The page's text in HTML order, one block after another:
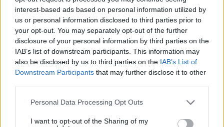
interest-based ads based on personal information utilized by
us or personal information disclosed to third parties prior to
your opt-out. You may separately opt-out of the further
disclosure of your personal information by third parties on the
IAB’s list of downstream participants. This information may
also be disclosed by us to third parties on the IAB’s List of
Downstream Participants that may further disclose it to other
Please note that this website/app uses one or more Google
not limited to your visit or usage behaviour. You may click to
Personal Data Processing Opt Outs
I want to opt-out of the Sharing of my
με τα συντρόφια στην Κούβα που ψωμολυσσάνε να
σωθούν..
ΑΠΑΝΤΗΣΗ
ΦΟΡΤΩΣΗ ΠΕΡΙΣΣΟΤΕΡΩΝ ΣΧΟΛΙΩΝ
ΠΡΟΣΘΗΚΗ ΣΧΟΛΙΟΥ